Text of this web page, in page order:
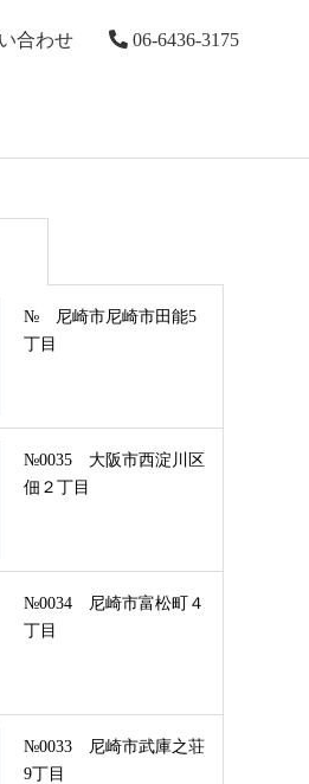
合わせ 06-6436-3175
№ 尼崎市尼崎市田能5
丁目
№0035 大阪市西淀川区
佃２丁目
№0034 尼崎市富松町４
丁目
№0033 尼崎市武庫之荘
9丁目